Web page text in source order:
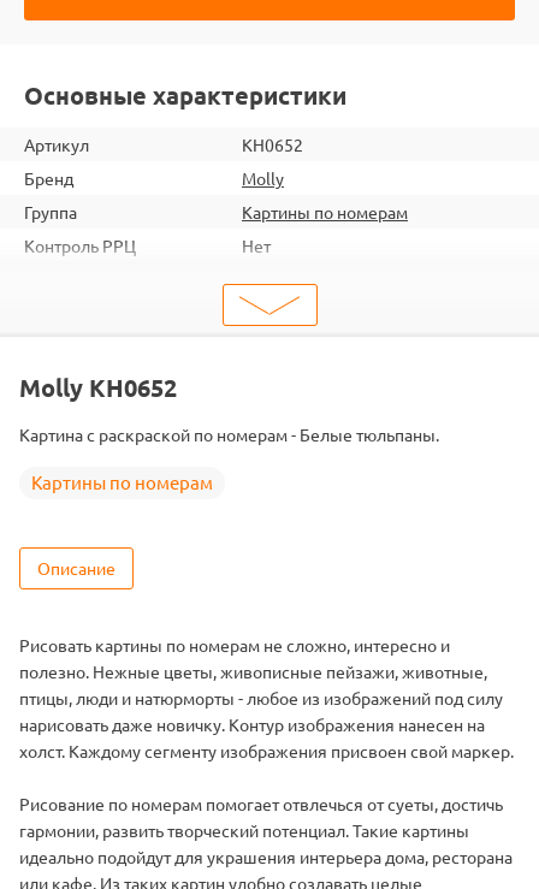
Основные характеристики
Артикул
KH0652
Бренд
Molly
Группа
Картины по номерам
Контроль РРЦ
Нет
20
6920140883100
Тема
Цвет
25 цветов
Molly KH0652
Картина с раскраской по номерам - Белые тюльпаны.
Картины по номерам
Описание
Рисовать картины по номерам не сложно, интересно и
полезно. Нежные цветы, живописные пейзажи, животные,
птицы, люди и натюрморты - любое из изображений под силу
нарисовать даже новичку. Контур изображения нанесен на
холст. Каждому сегменту изображения присвоен свой маркер.
Рисование по номерам помогает отвлечься от суеты, достичь
гармонии, развить творческий потенциал. Такие картины
идеально подойдут для украшения интерьера дома, ресторана
или кафе. Из таких картин удобно создавать целые